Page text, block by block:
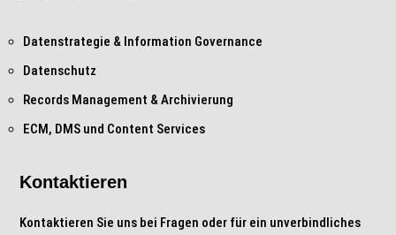
Datenstrategie & Information Governance
Datenschutz
Records Management & Archivierung
ECM, DMS und Content Services
Kontaktieren
Kontaktieren Sie uns bei Fragen oder für ein unverbindliches